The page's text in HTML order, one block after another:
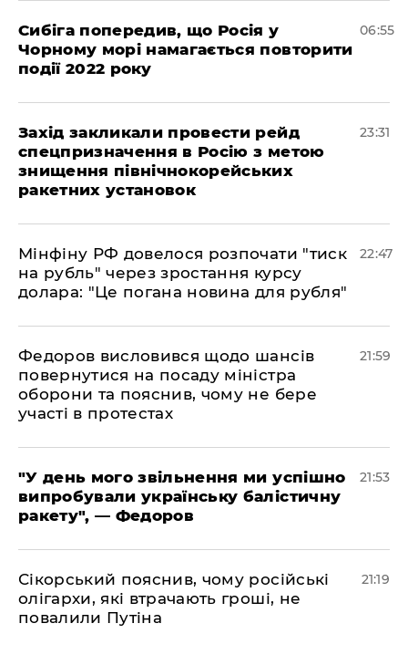
Сибіга попередив, що Росія у
Чорному морі намагається повторити
події 2022 року
06:55
​Захід закликали провести рейд
спецпризначення в Росію з метою
знищення північнокорейських
ракетних установок
23:31
​Мінфіну РФ довелося розпочати "тиск
на рубль" через зростання курсу
долара: "Це погана новина для рубля"
22:47
​Федоров висловився щодо шансів
повернутися на посаду міністра
оборони та пояснив, чому не бере
участі в протестах
21:59
​"У день мого звільнення ми успішно
випробували українську балістичну
ракету", — Федоров
21:53
​Сікорський пояснив, чому російські
олігархи, які втрачають гроші, не
повалили Путіна
21:19